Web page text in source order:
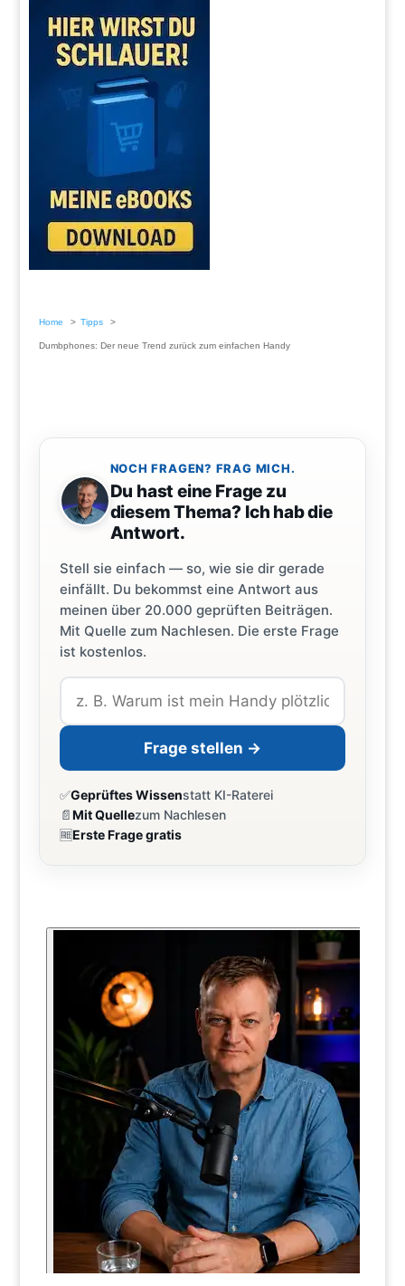
Home Tipps
Dumbphones: Der neue Trend zurück zum einfachen Handy
NOCH FRAGEN? FRAG MICH.
Du hast eine Frage zu
diesem Thema? Ich hab die
Antwort.
Stell sie einfach — so, wie sie dir gerade
einfällt. Du bekommst eine Antwort aus
meinen über 20.000 geprüften Beiträgen.
Mit Quelle zum Nachlesen. Die erste Frage
ist kostenlos.
Frage stellen →
✅Geprüftes Wissenstatt KI-Raterei
📄Mit Quellezum Nachlesen
🆓Erste Frage gratis